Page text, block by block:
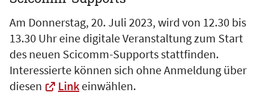
Am Donnerstag, 20. Juli 2023, wird von 12.30 bis
13.30 Uhr eine digitale Veranstaltung zum Start
des neuen Scicomm-Supports stattfinden.
Interessierte können sich ohne Anmeldung über
diesen
Link einwählen.